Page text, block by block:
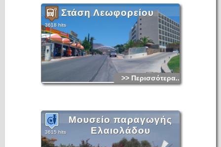
Στάση Λεωφορείου
3618 hits
>> Περισσότερα...
Μουσείο παραγωγής
Ελαιολάδου
3615 hits